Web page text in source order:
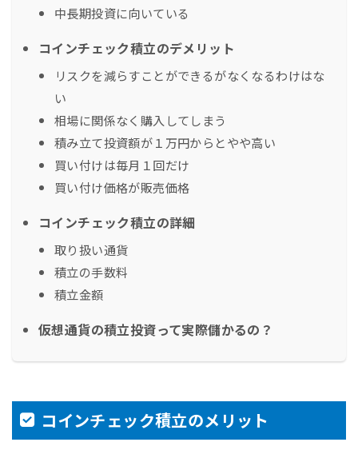
中長期投資に向いている
コインチェック積立のデメリット
リスクを減らすことができるがなくなるわけはな
い
相場に関係なく購入してしまう
積み立て投資額が１万円からとやや高い
買い付けは毎月１回だけ
買い付け価格が販売価格
コインチェック積立の詳細
取り扱い通貨
積立の手数料
積立金額
仮想通貨の積立投資って実際儲かるの？
コインチェック積立のメリット